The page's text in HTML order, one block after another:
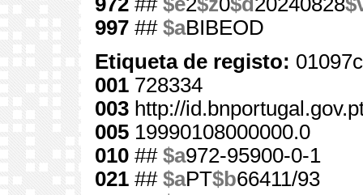
997 ## $aBIBEOD
Etiqueta de registo:
001 728334
003 http://
005 19990108000000.0
010 ## $a972-95900-0-1
021 ## $aPT$b66411/93